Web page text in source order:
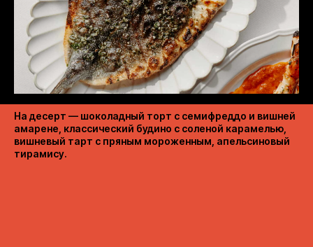
На десерт — шоколадный торт с семифреддо и вишней
амарене, классический будино с соленой карамелью,
вишневый тарт с пряным мороженным, апельсиновый
тирамису.